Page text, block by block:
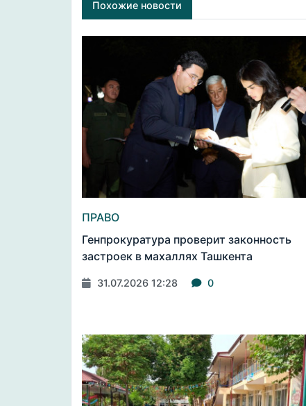
Похожие новости
ПРАВО
Генпрокуратура проверит законность
застроек в махаллях Ташкента
31.07.2026 12:28 0